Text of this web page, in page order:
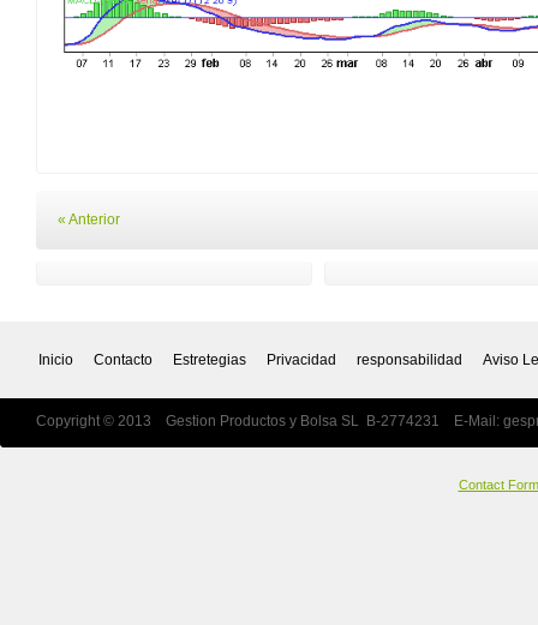
« Anterior
Inicio Contacto Estretegias Privacidad responsabilidad Aviso
Copyright © 2013 Gestion Productos y Bolsa SL B-2774231 E-Mail:
Contact Form